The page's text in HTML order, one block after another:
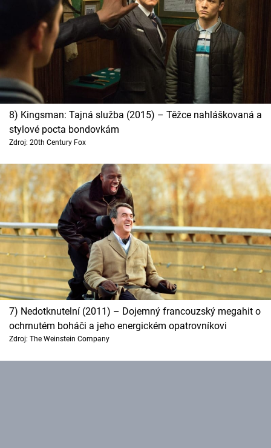
8) Kingsman: Tajná služba (2015) – Těžce nahláškovaná a
stylové pocta bondovkám
Zdroj: 20th Century Fox
7) Nedotknutelní (2011) – Dojemný francouzský megahit o
ochrnutém boháči a jeho energickém opatrovníkovi
Zdroj: The Weinstein Company